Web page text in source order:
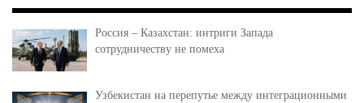
Россия – Казахстан: интриги Запада
сотрудничеству не помеха
Узбекистан на перепутье между интеграционными